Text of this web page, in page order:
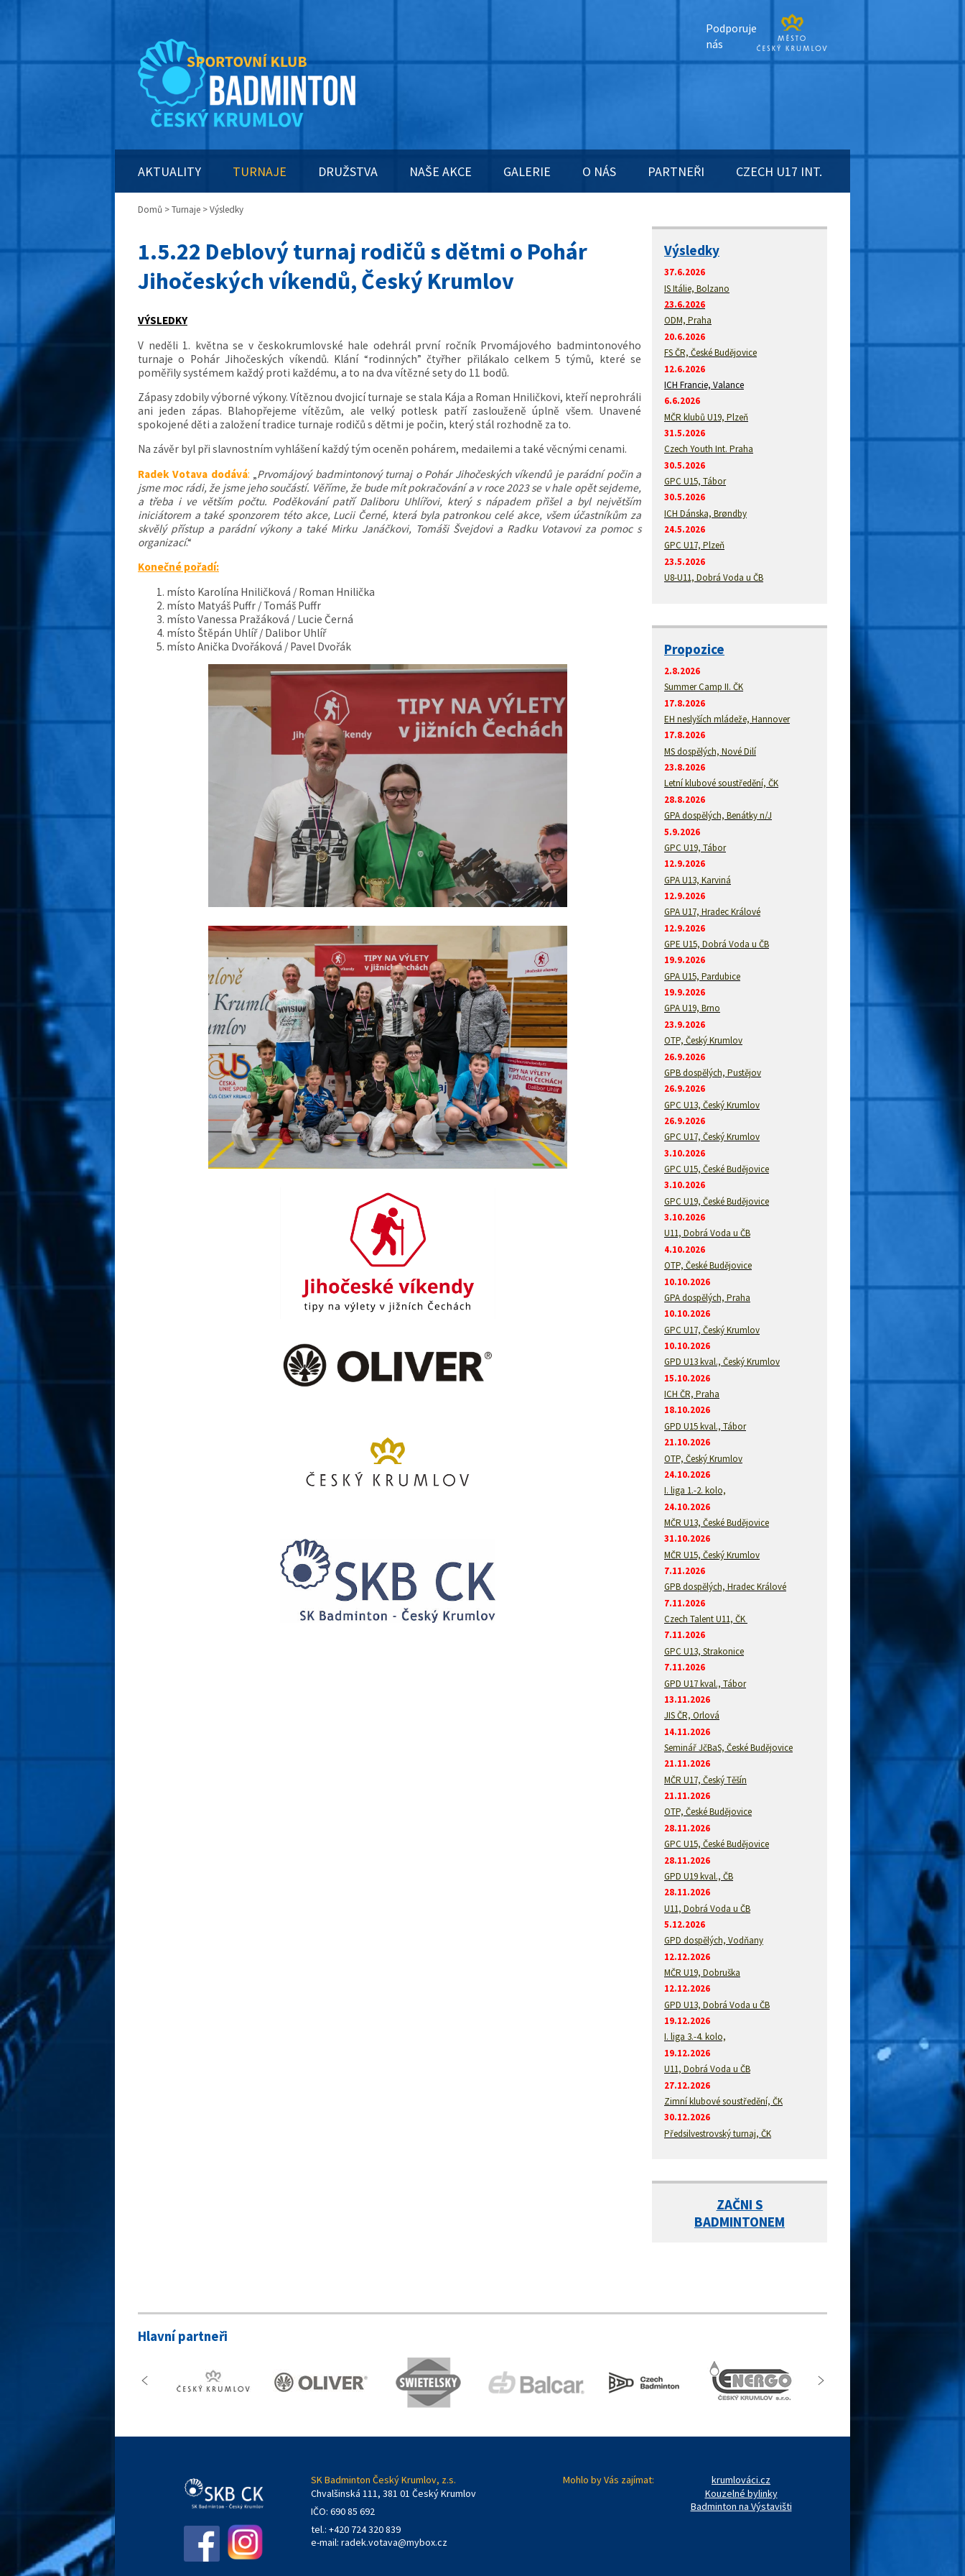
Podporuje
nás
AKTUALITY TURNAJE DRUŽSTVA NAŠE AKCE GALERIE O NÁS PARTNEŘI CZECH U17 INT.
Domů >Turnaje > Výsledky
1.5.22 Deblový turnaj rodičů s dětmi o Pohár
Jihočeských víkendů, Český Krumlov
VÝSLEDKY
V neděli 1. května se v českokrumlovské hale odehrál první ročník Prvomájového badmintonového
turnaje o Pohár Jihočeských víkendů. Klání “rodinných” čtyřher přilákalo celkem 5 týmů, které se
poměřily systémem každý proti každému, a to na dva vítězné sety do 11 bodů.
Zápasy zdobily výborné výkony. Vítěznou dvojicí turnaje se stala Kája a Roman Hniličkovi, kteří neprohráli
ani jeden zápas. Blahopřejeme vítězům, ale velký potlesk patří zaslouženě úplně všem. Unavené
spokojené děti a založení tradice turnaje rodičů s dětmi je počin, který stál rozhodně za to.
Na závěr byl při slavnostním vyhlášení každý tým oceněn pohárem, medailemi a také věcnými cenami.
Radek Votava dodává:
Prvomájový badmintonový turnaj o Pohár Jihočeských víkendů je parádní počin a
jsme moc rádi, že jsme jeho součástí. Věříme, že bude mít pokračování a v roce 2023 se v hale opět sejdeme,
a třeba i ve větším počtu. Poděkování patří Daliboru Uhlířovi, který s nápadem přišel a byl největším
iniciátorem a také sponzorem této akce, Lucii Černé, která byla patronkou celé akce, všem účastníkům za
skvělý přístup a parádní výkony a také Mirku Janáčkovi, Tomáši Švejdovi a Radku Votavovi za pomoc s
organizací.“
Konečné pořadí:
místo Karolína Hniličková / Roman Hnilička
místo Matyáš Puffr / Tomáš Puffr
místo Vanessa Pražáková / Lucie Černá
místo Štěpán Uhlíř / Dalibor Uhlíř
místo Anička Dvořáková / Pavel Dvořák
Výsledky
37.6.2026
IS Itálie, Bolzano
23.6.2026
ODM, Praha
20.6.2026
FS ČR, České Budějovice
12.6.2026
ICH Francie, Valance
6.6.2026
MČR klubů U19, Plzeň
31.5.2026
Czech Youth Int. Praha
30.5.2026
GPC U15, Tábor
30.5.2026
ICH Dánska, Brøndby
24.5.2026
GPC U17, Plzeň
23.5.2026
U8-U11, Dobrá Voda u ČB
Propozice
2.8.2026
Summer Camp II. ČK
17.8.2026
EH neslyších mládeže, Hannover
17.8.2026
MS dospělých, Nové Dilí
23.8.2026
Letní klubové soustředění, ČK
28.8.2026
GPA dospělých, Benátky n/J
5.9.2026
GPC U19, Tábor
12.9.2026
GPA U13, Karviná
12.9.2026
GPA U17, Hradec Králové
12.9.2026
GPE U15, Dobrá Voda u ČB
19.9.2026
GPA U15, Pardubice
19.9.2026
GPA U19, Brno
23.9.2026
OTP, Český Krumlov
26.9.2026
GPB dospělých, Pustějov
26.9.2026
GPC U13, Český Krumlov
26.9.2026
GPC U17, Český Krumlov
3.10.2026
GPC U15, České Budějovice
3.10.2026
GPC U19, České Budějovice
3.10.2026
U11, Dobrá Voda u ČB
4.10.2026
OTP, České Budějovice
10.10.2026
GPA dospělých, Praha
10.10.2026
GPC U17, Český Krumlov
10.10.2026
GPD U13 kval., Český Krumlov
15.10.2026
ICH ČR, Praha
18.10.2026
GPD U15 kval., Tábor
21.10.2026
OTP, Český Krumlov
24.10.2026
I. liga 1.-2. kolo,
24.10.2026
MČR U13, České Budějovice
31.10.2026
MČR U15, Český Krumlov
7.11.2026
GPB dospělých, Hradec Králové
7.11.2026
Czech Talent U11, ČK
7.11.2026
GPC U13, Strakonice
7.11.2026
GPD U17 kval., Tábor
13.11.2026
JIS ČR, Orlová
14.11.2026
Seminář JčBaS, České Budějovice
21.11.2026
MČR U17, Český Těšín
21.11.2026
OTP, České Budějovice
28.11.2026
GPC U15, České Budějovice
28.11.2026
GPD U19 kval., ČB
28.11.2026
U11, Dobrá Voda u ČB
5.12.2026
GPD dospělých, Vodňany
12.12.2026
MČR U19, Dobruška
12.12.2026
GPD U13, Dobrá Voda u ČB
19.12.2026
I. liga 3.-4. kolo,
19.12.2026
U11, Dobrá Voda u ČB
27.12.2026
Zimní klubové soustředění, ČK
30.12.2026
Předsilvestrovský turnaj, ČK
ZAČNI S
BADMINTONEM
Hlavní partneři
SK Badminton Český Krumlov, z.s.
Chvalšinská 111, 381 01 Český Krumlov
IČO: 690 85 692
tel.: +420 724 320 839
e-mail: radek.votava@mybox.cz
Mohlo by Vás zajímat:
krumlováci.cz
Kouzelné bylinky
Badminton na Výstavišti